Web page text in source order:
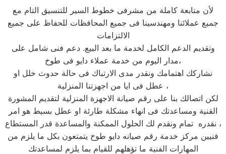
لأن متابعة كاملة من مشرفى خطوط السير للتنسيق التام مع
جميع عملائنا ومهندسينا فى جميع المحافظات للحفاظ على جميع
الالتزامات
وتقديم الدعم الكامل لخدمة ما بعد البيع. دعم فنى شامل على
مدار اليوم من خدمة عملاء دايو فى طوخ،
نشاركك اهتمامك ونقدر مدى الارتباك فى حالة حدوث خلل او
عطل فى ايا من اجهزتنا المنزلية ،
لكن اتصالك بنا على رقم صيانة الاجهزة المنزلية لتقديم المشورة
القنية ومساعدتك فى انهاء مشكلة طارئة او عطل بسيط هو امر
نقدره تمام ونقدم لك الحلول الممكنة والمساعدة قدر المستطاع ،
فنيين مركز خدمة رقم صيانه دايو طوخ يتمتعون بكل ما يلزم من
المهارات الفنية ما تؤهلهم للقيام بما يلزم لمساعدتك